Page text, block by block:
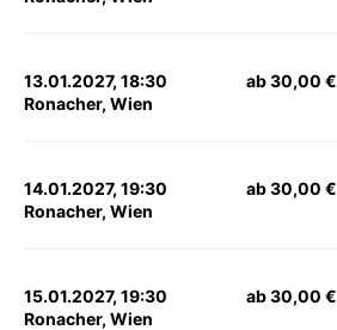
13.01.2027, 18:30
Ronacher, Wien
ab 30,00 €
14.01.2027, 19:30
Ronacher, Wien
ab 30,00 €
15.01.2027, 19:30
Ronacher, Wien
ab 30,00 €